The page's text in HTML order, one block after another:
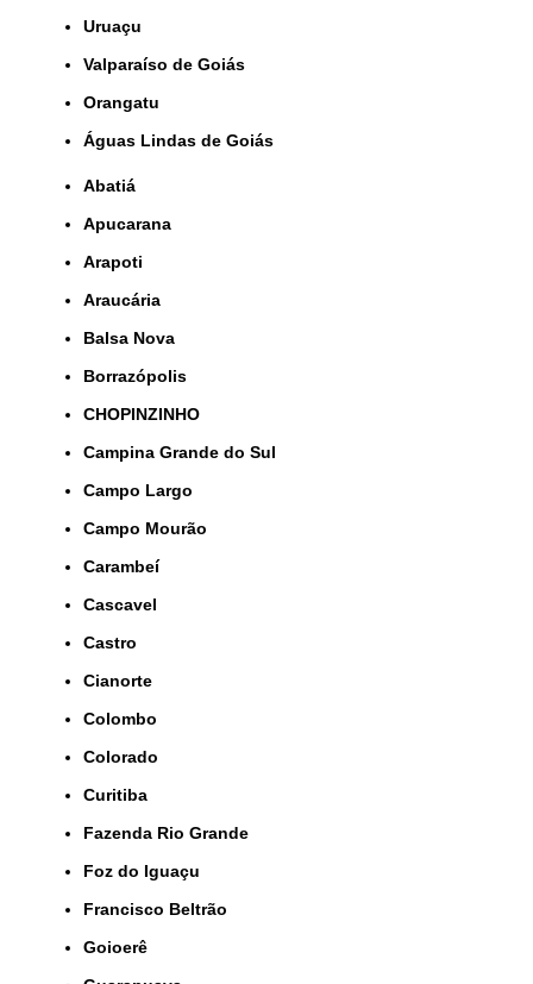
Uruaçu
Valparaíso de Goiás
orangatu
Águas Lindas de Goiás
Abatiá
Apucarana
Arapoti
Araucária
Balsa Nova
Borrazópolis
CHOPINZINHO
Campina Grande do Sul
Campo Largo
Campo Mourão
Carambeí
Cascavel
Castro
Cianorte
Colombo
Colorado
Curitiba
Fazenda Rio Grande
Foz do Iguaçu
Francisco Beltrão
Goioerê